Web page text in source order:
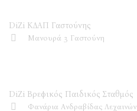
DiZi ΚΔΑΠ Γαστούνης
Μανουρά 3 Γαστούνη
DiZi Βρεφικός Παιδικός Σταθμός
Φανάρια Ανδραβίδας Λεχαινών